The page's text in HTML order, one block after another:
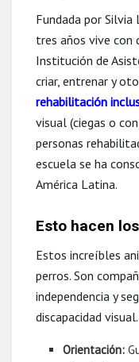
Fundada por Silvia
tres años vive con
Institución de
criar, entrenar y
rehabilitación
visual (ciegas o
personas
escuela se ha
América Latina.
Esto hacen
Estos increíbles
perros. Son
independencia y
discapacidad
Orientación: